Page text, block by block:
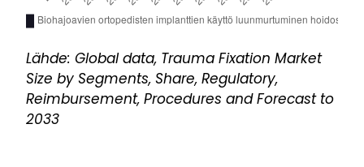
Lähde: Global data, Trauma Fixation Market
Size by Segments, Share, Regulatory,
Reimbursement, Procedures and Forecast to
2033